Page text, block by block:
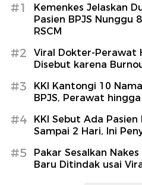
#1
Kemenkes Jelaskan
Pasien BPJS Nunggu
RSCM
#2
Viral Dokter-Perawat
Disebut karena
#3
KKI Kantongi 10
BPJS, Perawat
#4
KKI Sebut Ada
Sampai 2 Hari, Ini
#5
Pakar Sesalkan
Baru Ditindak usai